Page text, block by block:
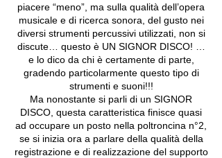
piacere “meno”, ma sulla qualità dell’opera
musicale e di ricerca sonora, del gusto nei
diversi strumenti percussivi utilizzati, non si
discute… questo è UN SIGNOR DISCO! …
e lo dico da chi è certamente di parte,
gradendo particolarmente questo tipo di
strumenti e suoni!!!
Ma nonostante si parli di un SIGNOR
DISCO, questa caratteristica finisce quasi
ad occupare un posto nella poltroncina n°2,
se si inizia ora a parlare della qualità della
registrazione e di realizzazione del supporto